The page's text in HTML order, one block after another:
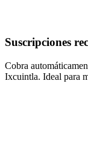
Suscripciones
Cobra
Ixcuintla. Ideal para